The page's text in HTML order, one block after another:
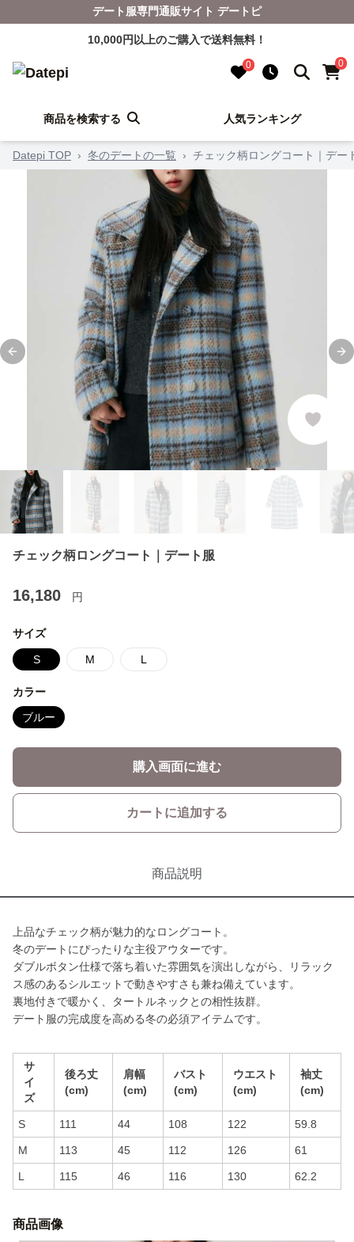
デート服専門通販サイト デートピ
10,000円以上のご購入で送料無料！
0 0
商品を検索する 人気ランキング
Datepi TOP › 冬のデートの一覧 › チェック柄ロングコート｜デー
Previous slide
チェック柄ロングコート｜デート服
16,180 円
サイズ
S M L
カラー
ブルー
購入画面に進む
カートに追加する
商品説明
上品なチェック柄が魅力的なロングコート。
冬のデートにぴったりな主役アウターです。
ダブルボタン仕様で落ち着いた雰囲気を演出しながら、リラック
ス感のあるシルエットで動きやすさも兼ね備えています。
裏地付きで暖かく、タートルネックとの相性抜群。
デート服の完成度を高める冬の必須アイテムです。
サ
イ
ズ
後ろ丈
(cm)
肩幅
(cm)
バスト
(cm)
ウエスト
(cm)
袖丈
(cm)
S 111 44 108 122 59.8
M 113 45 112 126 61
L 115 46 116 130 62.2
商品画像